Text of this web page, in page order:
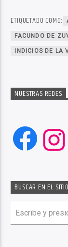
ETIQUETADO COMO:
FACUNDO DE
INDICIOS DE LA
NUESTRAS REDES
BUSCAR EN EL SITIO